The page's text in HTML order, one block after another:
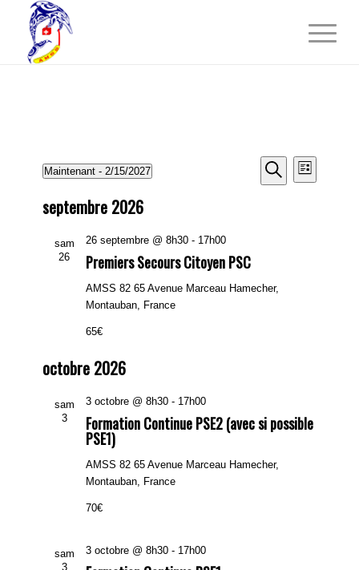
Évènements Recherche
et
Évènements
Recherche
de
Liste
Maintenant - 2/15/2027
une
date.
septembre 2026
sam
26
Premiers Secours Citoyen PSC
26 septembre @ 8h30 - 17h00
AMSS 8265 Avenue Marceau Hamecher,
Montauban, France
65€
octobre 2026
sam
3
Formation Continue PSE2 (avec si possible
PSE1)
3 octobre @ 8h30 - 17h00
AMSS 8265 Avenue Marceau Hamecher,
Montauban, France
70€
sam
3
3 octobre @ 8h30 - 17h00